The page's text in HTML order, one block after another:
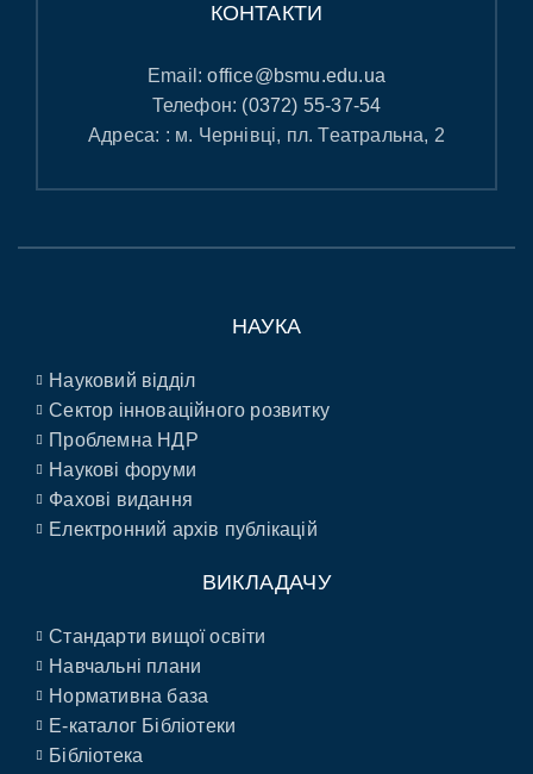
КОНТАКТИ
Email:office@bsmu.edu.ua
Телефон: (0372) 55-37-54
Адреса: : м. Чернівці, пл. Театральна, 2
НАУКА
Науковий відділ
Сектор інноваційного розвитку
Проблемна НДР
Наукові форуми
Фахові видання
Електронний архів публікацій
ВИКЛАДАЧУ
Стандарти вищої освіти
Навчальні плани
Нормативна база
E-каталог Бібліотеки
Бібліотека